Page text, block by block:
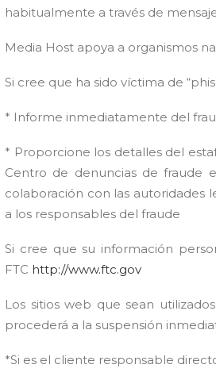
habitualmente a través de
Media Host apoya a organismos
Si cree que ha sido víctima de
* Informe inmediatamente del
* Proporcione los detalles del
Centro de denuncias de fraude
colaboración con las autoridades
a los responsables del fraude
Si cree que su información
FTC http://www.ftc.gov
Los sitios web que sean
procederá a la suspensión
*Si es el cliente responsable